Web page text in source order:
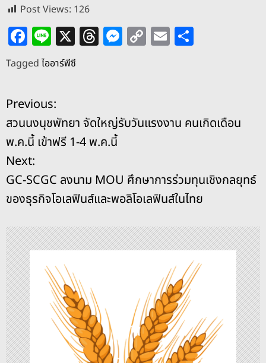
Post Views: 126
F
a
c
e
b
o
o
k
Li
n
e
X T
h
d
s
M
e
n
g
C
o
Li
n
E
m
Tagged ไออาร์พีซี
แ
น
ะ
แ
น
ว
เ
รื่
อ
Previous:
สวนนงนุชพัทยา จัดใหญ่รับวันแรงงาน คนเกิดเดือน
พ.ค.นี้ เข้าฟรี 1-4 พ.ค.นี้
Next:
GC-SCGC ลงนาม MOU ศึกษาการร่วมทุนเชิงกลยุทธ์
ของธุรกิจโอเลฟินส์และพอลิโอเลฟินส์ในไทย